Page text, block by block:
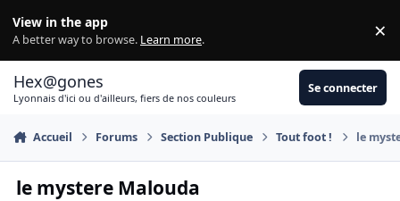
View in the app
A better way to browse. Learn more. ×
Hex@gones
Lyonnais d'ici ou d'ailleurs, fiers de nos couleurs
Se connecter
Accueil Forums Section Publique Tout foot ! le
le mystere Malouda